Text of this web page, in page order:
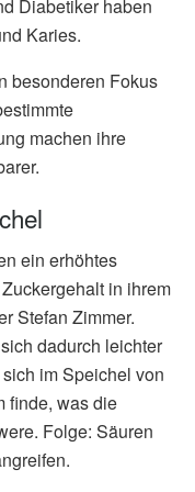
Diabetiker haben
Karies.
besonderen Fokus
machen ihre
ein erhöhtes
in ihrem
Stefan Zimmer.
dadurch leichter
im Speichel von
finde, was die
Folge: Säuren